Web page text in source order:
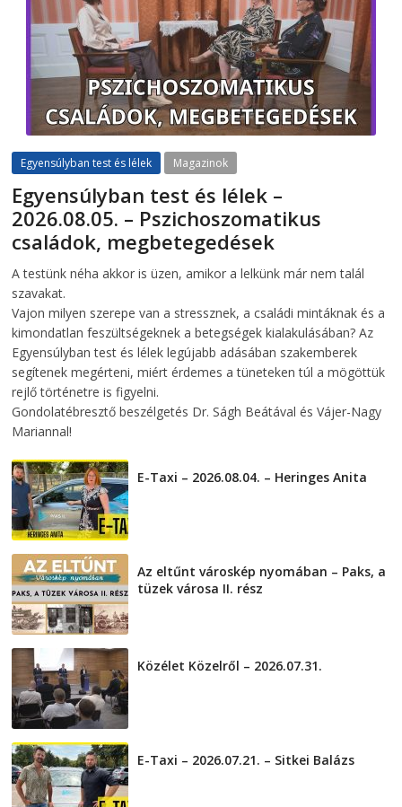
Egyensúlyban test és lélek Magazinok
Egyensúlyban test és lélek –
2026.08.05. – Pszichoszomatikus
családok, megbetegedések
A testünk néha akkor is üzen, amikor a lelkünk már nem talál
szavakat.
Vajon milyen szerepe van a stressznek, a családi mintáknak és a
kimondatlan feszültségeknek a betegségek kialakulásában? Az
Egyensúlyban test és lélek legújabb adásában szakemberek
segítenek megérteni, miért érdemes a tüneteken túl a mögöttük
rejlő történetre is figyelni.
Gondolatébresztő beszélgetés Dr. Ságh Beátával és Vájer-Nagy
Mariannal!
E-Taxi – 2026.08.04. – Heringes Anita
Az eltűnt városkép nyomában – Paks, a
tüzek városa II. rész
Közélet Közelről – 2026.07.31.
E-Taxi – 2026.07.21. – Sitkei Balázs